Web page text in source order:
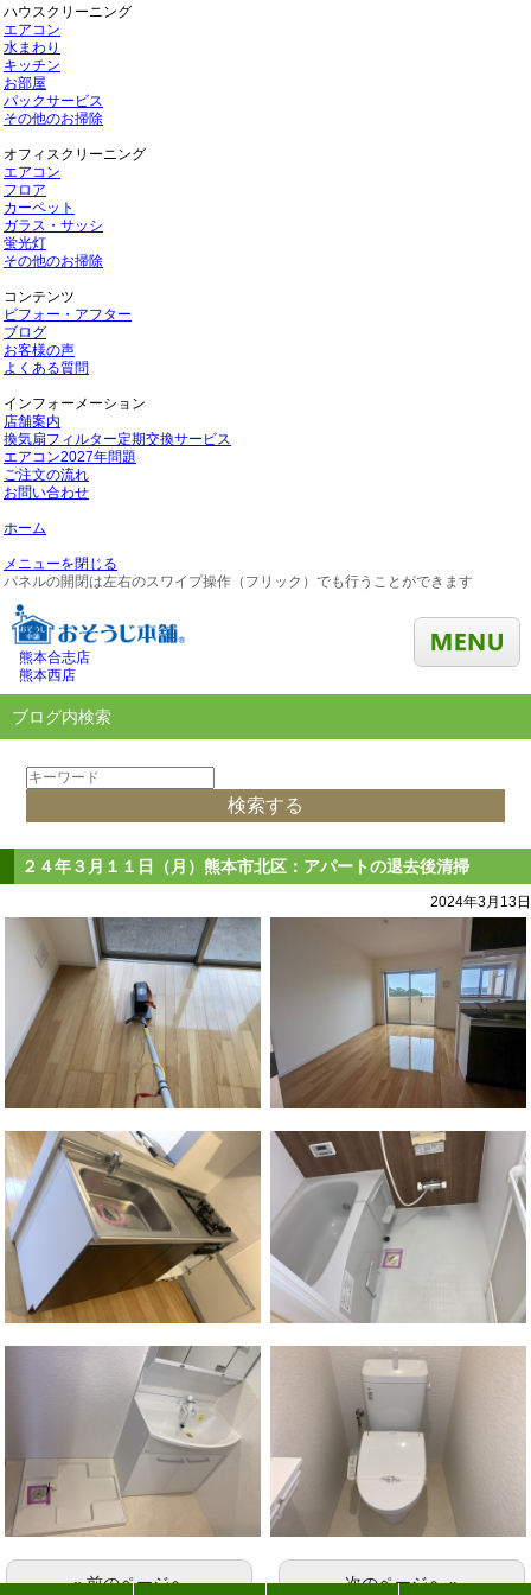
ハウスクリーニング
エアコン
水まわり
キッチン
お部屋
パックサービス
その他のお掃除
オフィスクリーニング
エアコン
フロア
カーペット
ガラス・サッシ
蛍光灯
その他のお掃除
コンテンツ
ビフォー・アフター
ブログ
お客様の声
よくある質問
インフォーメーション
店舗案内
換気扇フィルター定期交換サービス
エアコン2027年問題
ご注文の流れ
お問い合わせ
ホーム
メニューを閉じる
パネルの開閉は左右のスワイプ操作（フリック）でも行うことができます
熊本合志店
熊本西店
ブログ内検索
２４年３月１１日（月）熊本市北区：アパートの退去後清掃
2024年3月13日
次のページへ »
« 前のページへ